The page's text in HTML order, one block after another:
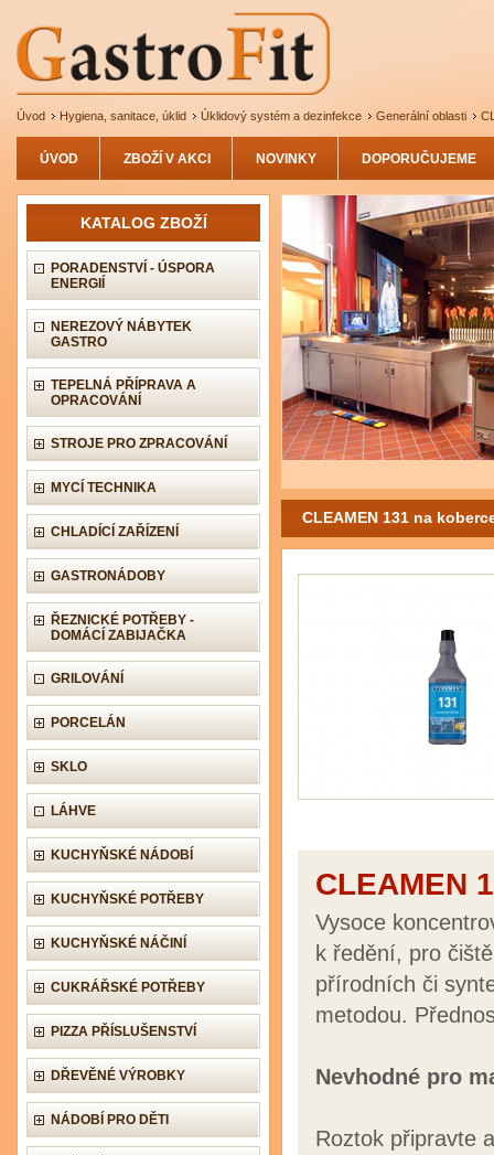
Úvod Hygiena, sanitace, úklid Úklidový systém a dezinfekce Generální oblasti
ÚVOD ZBOŽÍ V AKCI NOVINKY DOPORUČUJEME
KATALOG ZBOŽÍ
PORADENSTVÍ - ÚSPORA
ENERGIÍ
NEREZOVÝ NÁBYTEK
GASTRO
TEPELNÁ PŘÍPRAVA A
OPRACOVÁNÍ
STROJE PRO ZPRACOVÁNÍ
MYCÍ TECHNIKA
CHLADÍCÍ ZAŘÍZENÍ
GASTRONÁDOBY
ŘEZNICKÉ POTŘEBY -
DOMÁCÍ ZABIJAČKA
GRILOVÁNÍ
PORCELÁN
SKLO
LÁHVE
KUCHYŇSKÉ NÁDOBÍ
KUCHYŇSKÉ POTŘEBY
KUCHYŇSKÉ NÁČINÍ
CUKRÁŘSKÉ POTŘEBY
PIZZA PŘÍSLUŠENSTVÍ
DŘEVĚNÉ VÝROBKY
NÁDOBÍ PRO DĚTI
CLEAMEN 131 na
CLEAMEN
Vysoce
k ředění, pro
přírodních či
metodou.
Nevhodné pro
Roztok připravte